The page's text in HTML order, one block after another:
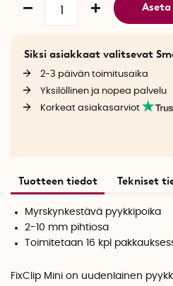
Siksi asiakkaat valitsevat
2-3 päivän toimitusaika
Yksilöllinen ja nopea palvelu
Korkeat asiakasarviot
Tuotteen tiedot Tekniset
Myrskynkestävä pyykkipoika
2-10 mm pihtiosa
Toimitetaan 16 kpl
FixClip Mini on uudenlainen